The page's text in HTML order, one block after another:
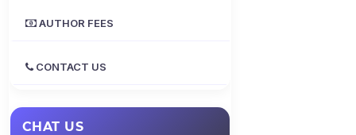
AUTHOR FEES
CONTACT US
CHAT US